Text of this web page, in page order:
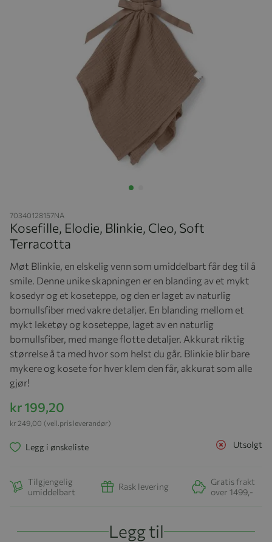
70340128157NA
Kosefille, Elodie, Blinkie, Cleo, Soft
Terracotta
Møt Blinkie, en elskelig venn som umiddelbart får deg til å
smile. Denne unike skapningen er en blanding av et mykt
kosedyr og et koseteppe, og den er laget av naturlig
bomullsfiber med vakre detaljer. En blanding mellom et
mykt leketøy og koseteppe, laget av en naturlig
bomullsfiber, med mange flotte detaljer. Akkurat riktig
størrelse å ta med hvor som helst du går. Blinkie blir bare
mykere og kosete for hver klem den får, akkurat som alle
gjør!
kr 199,20
(veil.pris leverandør)
kr 249,00
Utsolgt
Legg i ønskeliste
Tilgjengelig
umiddelbart
Rask levering
Gratis frakt
over 1499,-
Legg til